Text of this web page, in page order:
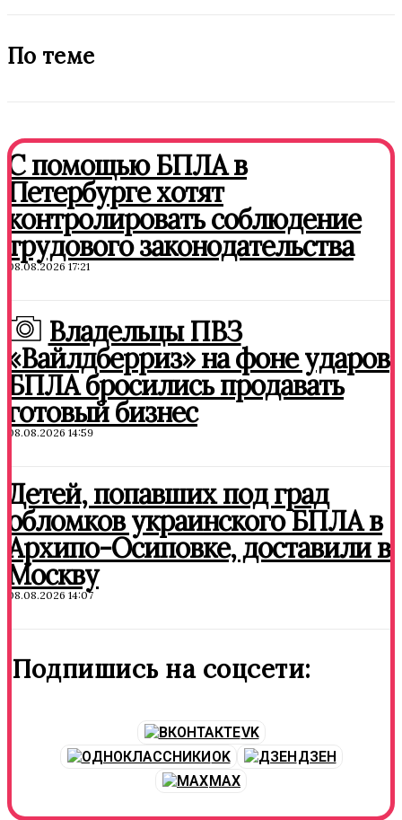
По теме
С помощью БПЛА в
Петербурге хотят
контролировать соблюдение
трудового законодательства
08.08.2026 17:21
Владельцы ПВЗ
«Вайлдберриз» на фоне ударов
БПЛА бросились продавать
готовый бизнес
08.08.2026 14:59
Детей, попавших под град
обломков украинского БПЛА в
Архипо-Осиповке, доставили в
Москву
08.08.2026 14:07
Подпишись на соцсети:
VK
OK
ДЗЕН
MAX